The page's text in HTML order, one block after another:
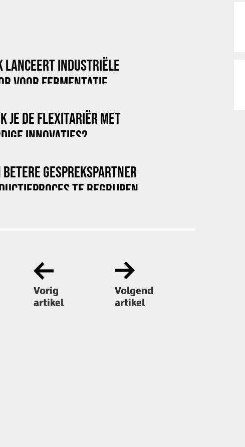
LANCEERT INDUSTRIËLE
VOOR FERMENTATIE
JE DE FLEXITARIËR MET
INNOVATIES?
GESPREKSPARTNER
TE BEGRIJPEN
Vorig
artikel
Volgend
artikel